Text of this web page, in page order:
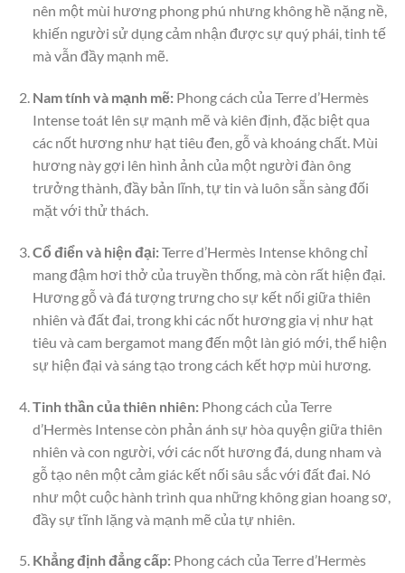
nên một mùi hương phong phú nhưng không hề nặng nề,
khiến người sử dụng cảm nhận được sự quý phái, tinh tế
mà vẫn đầy mạnh mẽ.
Nam tính và mạnh mẽ:Phong cách của Terre d’Hermès
Intense toát lên sự mạnh mẽ và kiên định, đặc biệt qua
các nốt hương như hạt tiêu đen, gỗ và khoáng chất. Mùi
hương này gợi lên hình ảnh của một người đàn ông
trưởng thành, đầy bản lĩnh, tự tin và luôn sẵn sàng đối
mặt với thử thách.
Cổ điển và hiện đại:Terre d’Hermès Intense không chỉ
mang đậm hơi thở của truyền thống, mà còn rất hiện đại.
Hương gỗ và đá tượng trưng cho sự kết nối giữa thiên
nhiên và đất đai, trong khi các nốt hương gia vị như hạt
tiêu và cam bergamot mang đến một làn gió mới, thể hiện
sự hiện đại và sáng tạo trong cách kết hợp mùi hương.
Tinh thần của thiên nhiên:Phong cách của Terre
d’Hermès Intense còn phản ánh sự hòa quyện giữa thiên
nhiên và con người, với các nốt hương đá, dung nham và
gỗ tạo nên một cảm giác kết nối sâu sắc với đất đai. Nó
như một cuộc hành trình qua những không gian hoang sơ,
đầy sự tĩnh lặng và mạnh mẽ của tự nhiên.
Khẳng định đẳng cấp:Phong cách của Terre d’Hermès